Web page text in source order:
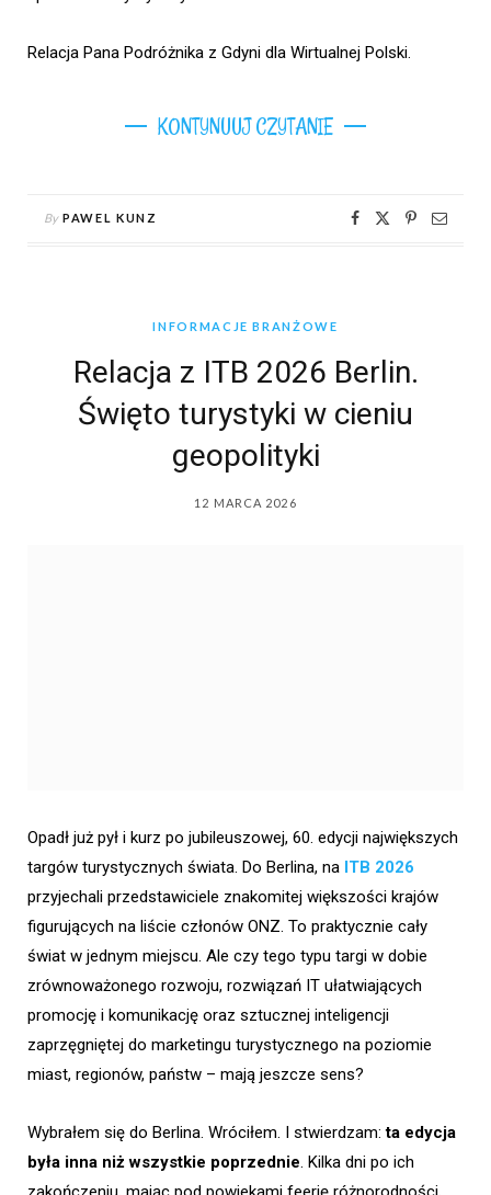
Relacja Pana Podróżnika z Gdyni dla Wirtualnej Polski.
KONTYNUUJ CZYTANIE
By PAWEL KUNZ
INFORMACJE BRANŻOWE
Relacja z ITB 2026 Berlin.
Święto turystyki w cieniu
geopolityki
12 MARCA 2026
Opadł już pył i kurz po jubileuszowej, 60. edycji największych
targów turystycznych świata. Do Berlina, na ITB 2026
przyjechali przedstawiciele znakomitej większości krajów
figurujących na liście członów ONZ. To praktycznie cały
świat w jednym miejscu. Ale czy tego typu targi w dobie
zrównoważonego rozwoju, rozwiązań IT ułatwiających
promocję i komunikację oraz sztucznej inteligencji
zaprzęgniętej do marketingu turystycznego na poziomie
miast, regionów, państw – mają jeszcze sens?
Wybrałem się do Berlina. Wróciłem. I stwierdzam:ta edycja
była inna niż wszystkie poprzednie. Kilka dni po ich